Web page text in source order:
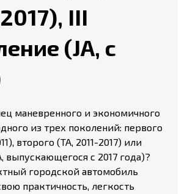
III
(JA, с
маневренного и экономичного
из трех поколений: первого
второго (TA, 2011-2017) или
выпускающегося с 2017 года)?
городской автомобиль
практичность, легкость